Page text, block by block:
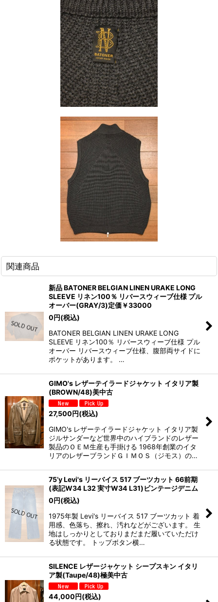
関連商品
新品 BATONER BELGIAN LINEN URAKE LONG
SLEEVE リネン100％ リバースウィーブ仕様 プル
オーバー(GRAY/3)定価￥33000
0円(税込)
BATONER BELGIAN LINEN URAKE LONG
SLEEVE リネン100％ リバースウィーブ仕様 プル
オーバー リバースウィーブ仕様、腹部両サイドに
ポケットがあります。 …
GIMO's レザーテイラードジャケット イタリア製
(BROWN/48)美中古
27,500円(税込)
GIMO's レザーテイラードジャケット イタリア製
ジルサンダーなど世界中のハイブランドのレザー
製品のＯＥＭ生産も手掛ける 1968年創業のイタ
リアのレザーブランドＧＩＭＯＳ（ジモス）の…
75’y Levi's リーバイス 517 ブーツカット 66前期
(表記W34 L32 実寸W34 L31)ビンテージデニム
0円(税込)
1975年製 Levi's リーバイス 517 ブーツカット 着
用感、色落ち、擦れ、汚れなどがございます。 生
地はしっかりとしておりまだまだ履いていただけ
る状態です。 トップボタン横…
SILENCE レザージャケット シープスキン イタリ
ア製(Taupe/48)極美中古
44,000円(税込)